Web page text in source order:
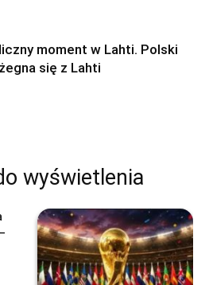
moment w Lahti. Polski
się z Lahti
wyświetlenia